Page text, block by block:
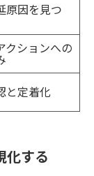
原因を見つ
クションへの
と定着化
化する